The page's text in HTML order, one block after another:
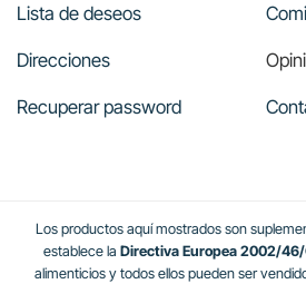
Lista de deseos
Direcciones
Recuperar password
Los productos aquí mostrados son
establece la Directiva Europea 2002/46/
alimenticios y todos ellos pueden ser